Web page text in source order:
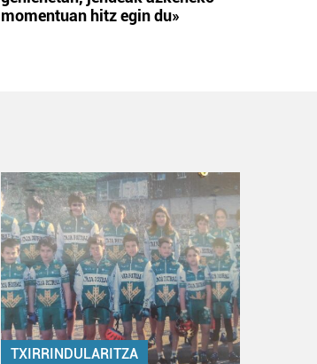
momentuan hitz egin du»
TXIRRINDULARITZA